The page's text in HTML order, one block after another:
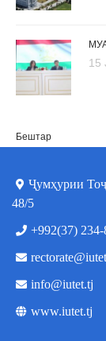
15
Бештар
Ҷумҳурии
48/5
+992(37)
info@iutet.tj
www.iutet.tj